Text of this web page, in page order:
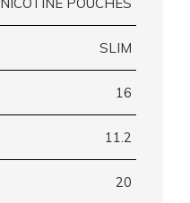
SLIM
16
11.2
20